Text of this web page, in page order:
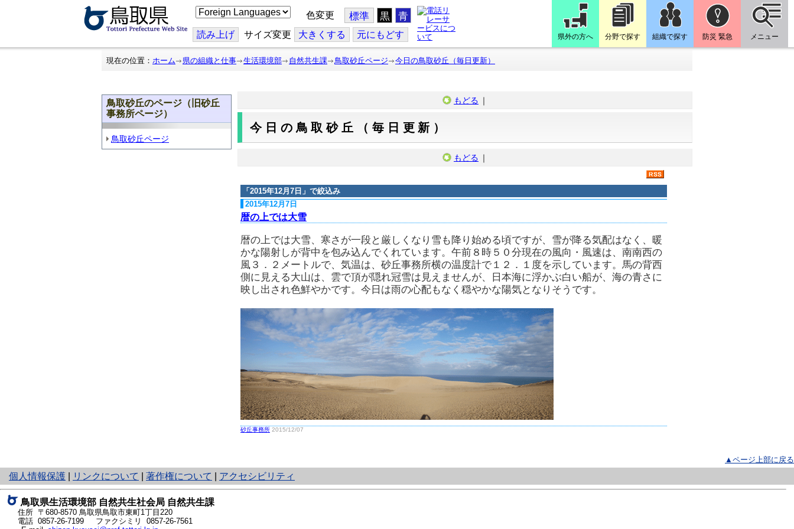
こ
の
ジ
を
翻
色変更 標準 黒 青
読み上げ サイズ変更 大きくする 元にもどす 県外の方へ 分野で探す 組織で探す 防災 緊急 メニュー
現在の位置： ホーム 県の組織と仕事 生活環境部 自然共生課 鳥取砂丘ページ 今日の鳥取砂丘（毎日更新）
鳥取砂丘のページ（旧砂丘
事務所ページ）
鳥取砂丘ページ
もどる ｜
今日の鳥取砂丘（毎日更新）
もどる ｜
「 2015年12月7日 」で絞込み
2015年12月7日
暦の上では大雪
暦の上では大雪、寒さが一段と厳しくなり雪も降り始める頃ですが、雪が降る気配はなく、暖
かな陽射しが背中を包み込んでくれています。午前８時５０分現在の風向・風速は、南南西の
風３．２メートルで、気温は、砂丘事務所横の温度計で１２．１度を示しています。馬の背西
側に見える大山は、雲で頂が隠れ冠雪は見えませんが、日本海に浮かぶ白い船が、海の青さに
映し出され色鮮やかです。今日は雨の心配もなく穏やかな陽気となりそうです。
砂丘事務所 2015/12/07
▲ページ上部に戻る
個人情報保護
と
り
ネ
ッ
ト
リンクについて 著作権について アクセシビリティ
鳥取県生活環境部 自然共生社会局 自然共生課
住所 〒680-8570 鳥取県鳥取市東町1丁目220
電話 0857-26-7199
ファクシミリ 0857-26-7561